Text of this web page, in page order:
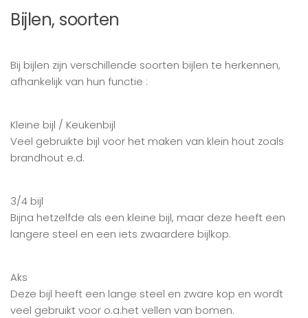
Bijlen, soorten
Bij bijlen zijn verschillende soorten bijlen te herkennen,
afhankelijk van hun functie :
Kleine bijl / Keukenbijl
Veel gebruikte bijl voor het maken van klein hout zoals
brandhout e.d.
3/4 bijl
Bijna hetzelfde als een kleine bijl, maar deze heeft een
langere steel en een iets zwaardere bijlkop.
Aks
Deze bijl heeft een lange steel en zware kop en wordt
veel gebruikt voor o.a.het vellen van bomen.